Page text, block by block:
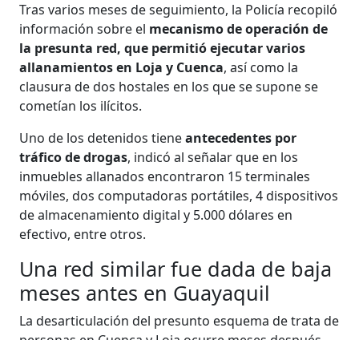
Tras varios meses de seguimiento, la Policía recopiló
información sobre el mecanismo de operación de
la presunta red, que permitió ejecutar varios
allanamientos en Loja y Cuenca, así como la
clausura de dos hostales en los que se supone se
cometían los ilícitos.
Uno de los detenidos tieneantecedentes por
tráfico de drogas, indicó al señalar que en los
inmuebles allanados encontraron 15 terminales
móviles, dos computadoras portátiles, 4 dispositivos
de almacenamiento digital y 5.000 dólares en
efectivo, entre otros.
Una red similar fue dada de baja
meses antes en Guayaquil
La desarticulación del presunto esquema de trata de